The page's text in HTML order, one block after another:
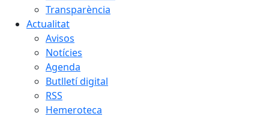
Transparència
Actualitat
Avisos
Notícies
Agenda
Butlletí digital
RSS
Hemeroteca